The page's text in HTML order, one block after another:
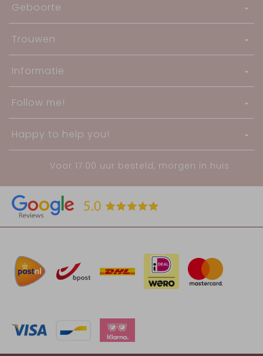
Geboorte
Trouwen
Informatie
Follow me!
Happy to help you!
Voor 17:00 uur besteld, morgen in huis